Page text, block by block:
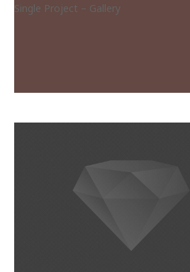
Single Project – Gallery